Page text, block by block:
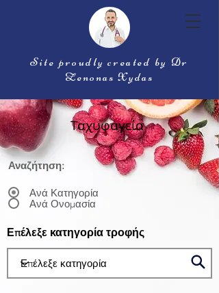
Site proudly created by Dr
Zenonas Xydas
Ταχυφαγεία
Αναζήτηση:
Ανά Κατηγορία
Ανά Ονομασία
Επέλεξε κατηγορία τροφής